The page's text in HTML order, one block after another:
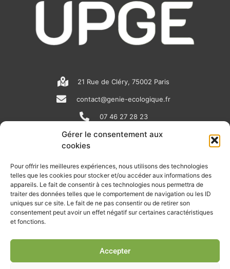
Gérer le consentement aux
cookies
Pour offrir les meilleures expériences, nous utilisons des technologies
telles que les cookies pour stocker et/ou accéder aux informations des
appareils. Le fait de consentir à ces technologies nous permettra de
traiter des données telles que le comportement de navigation ou les ID
uniques sur ce site. Le fait de ne pas consentir ou de retirer son
consentement peut avoir un effet négatif sur certaines caractéristiques
et fonctions.
Accepter
21 Rue de Cléry, 75002 Paris
contact@genie-ecologique.fr
07 46 27 28 23
N
e
w
s
p
p
e
i
n
k
e
i
n
o
u
t
u
e
RECEVOIR L'ACTU DE LA FILIÈRE
Retrouvez tous les mois les articles terrain de nos adhérents, les
rendez-vous importants de la filière, nos offres de stages et
Je m'abonne à la lettre d'info